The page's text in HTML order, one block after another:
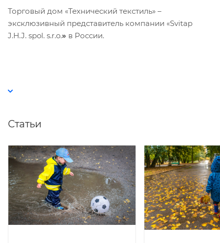
Торговый дом «Технический текстиль» –
эксклюзивный представитель компании «Svitap
J.H.J. spol. s.r.o.» в России.
Статьи